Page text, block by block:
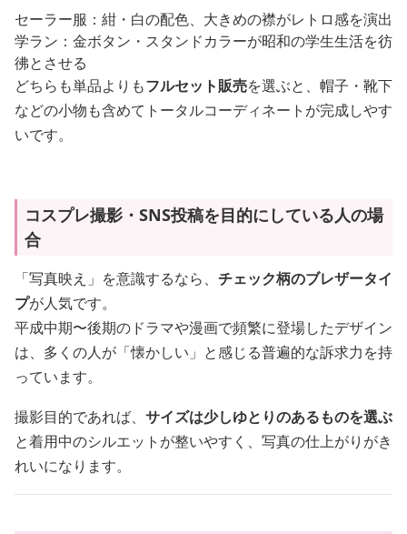
セーラー服：紺・白の配色、大きめの襟がレトロ感を演出
学ラン：金ボタン・スタンドカラーが昭和の学生生活を彷
彿とさせる
どちらも単品よりもフルセット販売を選ぶと、帽子・靴下
などの小物も含めてトータルコーディネートが完成しやす
いです。
コスプレ撮影・SNS投稿を目的にしている人の場
合
「写真映え」を意識するなら、 チェック柄のブレザータイ
プが人気です。
平成中期〜後期のドラマや漫画で頻繁に登場したデザイン
は、多くの人が「懐かしい」と感じる普遍的な訴求力を持
っています。
撮影目的であれば、 サイズは少しゆとりのあるものを選ぶ
と着用中のシルエットが整いやすく、写真の仕上がりがき
れいになります。